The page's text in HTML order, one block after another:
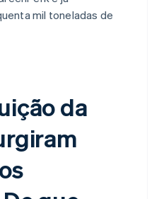
mil toneladas de
da